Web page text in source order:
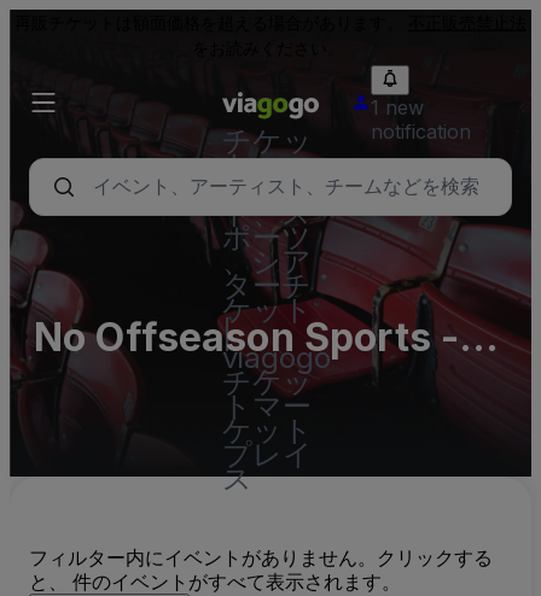
チケッ
ト - コ
ンサー
ト、ス
ポーツ
、シア
ターチ
ケット
|
viagogo
チケッ
トマー
ケット
プレイ
ス
1 new
notification
No Offseason Sports -
Russellton Parking Lots
フィルター内にイベントがありません。クリックする
と、 件のイベントがすべて表示されます。